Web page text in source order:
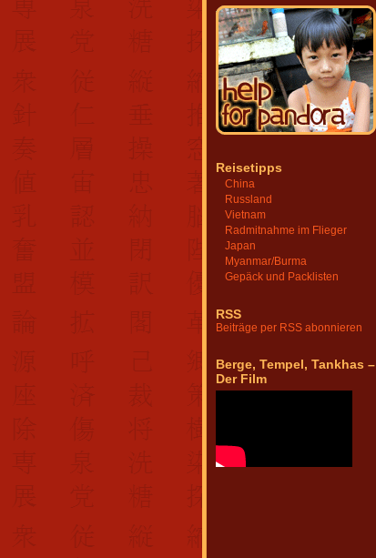
Reisetipps
China
Russland
Vietnam
Radmitnahme im Flieger
Japan
Myanmar/Burma
Gepäck und Packlisten
RSS
Beiträge per RSS abonnieren
Berge, Tempel, Tankhas –
Der Film